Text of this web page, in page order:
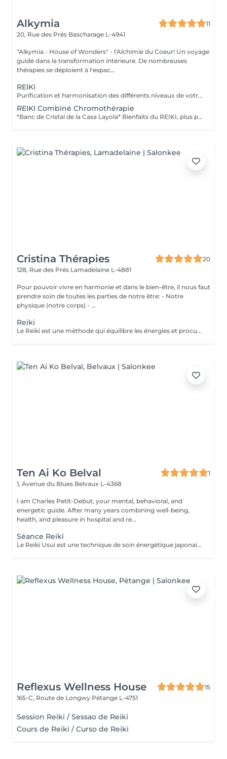
Alkymia
11
20, Rue des Prés Bascharage L-4941
"Alkymia - House of Wonders" - l'Alchimie du Coeur! Un voyage
guidé dans la transformation intérieure. De nombreuses
thérapies se déploient à l'espac...
REIKI
Purification et harmonisation des différents niveaux de votre être physique, émotionnel, mental et spirituel.
REIKI Combiné Chromothérapie
*Banc de Cristal de la Casa Layola* Bienfaits du REIKI, plus purification des corps subtils de l'Être dans sa globalité, permet une meilleure connexion à soi, une relaxation intense, un meilleur ancrage et une clarté d'esprit...
Cristina Thérapies
20
128, Rue des Prés Lamadelaine L-4881
Pour pouvoir vivre en harmonie et dans le bien-être, il nous faut
prendre soin de toutes les parties de notre être: - Notre
physique (notre corps) - ...
Reiki
Le Reiki est une méthode qui équilibre les énergies et procure un apaisement physique, psychique et émotionnel. Lors d'une séance de Reiki (Rei signifie esprit-conscience, Ki signifie énergie-sensation), le praticien dirige l'énergie universelle vers les zones du corps qui en ont le plus besoin, faisant en sorte que l'énergie circule uniformément et harmonieusement. Une séance permet : d'apaiser le corps et l'esprit de procurer un sentiment de bien-être d'harmoniser la circulation de l'énergie de favoriser un état de relaxation de soutenir le potentiel de guérison de retrouver un sommeil réparateur retrouver une meilleure circulation sanguine réduire les douleurs physiques réduire le stress Les séances de reiki peuvent être pratiquées à titre préventif, ou en accompagnement des soins médicaux, mais ne peuvent en aucun cas, se substituer aux traitements médicaux. Paiement sur place en espèces.
Ten Ai Ko Belval
1
1, Avenue du Blues Belvaux L-4368
I am Charles Petit-Debut, your mental, behavioral, and
energetic guide. After many years combining well-being,
health, and pleasure in hospital and re...
Séance Reiki
Le Reiki Usui est une technique de soin énergétique japonaise, fondée par Mikao Usui au début du XXème siècle. Elle repose sur le principe de transmission de l'énergie universelle par imposition des mains pour favoriser la guérison et le bien-être. Les bienfaits du Reiki incluent l'harmonisation du corps et de l'esprit, la réduction du stress et la promotion de la relaxation pour une amélioration de la qualité du sommeil, le renforcement du système immunitaire et l'équilibrage des émotions. Le Reiki peut être utilisé pour soulager une douleur ponctuelle ou pour accompagner un traitement plus lourd.
Reflexus Wellness House
15
165-C, Route de Longwy Pétange L-4751
Session Reiki / Sessao de Reiki
Cours de Reiki / Curso de Reiki